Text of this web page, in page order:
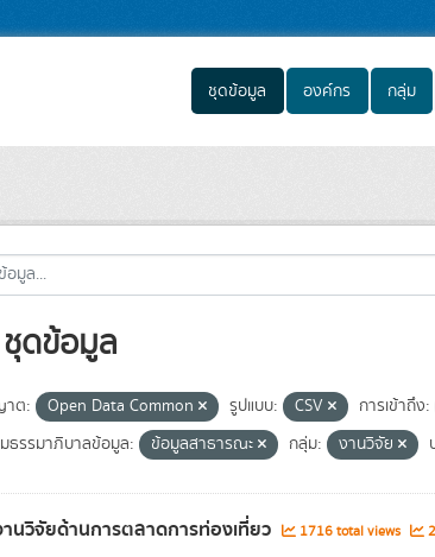
ชุดข้อมูล องค์กร กลุ่ม
ดข้อมูล
ต: Open Data Common รูปแบบ: CSV การเข้าถึง:
ธรรมาภิบาลข้อมูล:
ข้อมูลสาธารณะ กลุ่ม: งานวิจัย
นวิจัยด้านการตลาดการท่องเที่ยว 1716 total views